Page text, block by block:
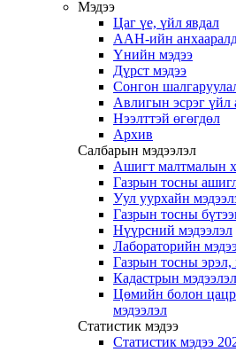
Мэдээ
Цаг үе, үйл явдал
ААН-ийн
Үнийн мэдээ
Дүрст мэдээ
Сонгон
Авлигын эсрэг үйл
Нээлттэй өгөгдөл
Архив
Салбарын мэдээлэл
Ашигт малтмалын
Газрын тосны
Уул уурхайн
Газрын тосны
Нүүрсний мэдээлэл
Лабораторийн
Газрын тосны эрэл,
Кадастрын мэдээлэл
Цөмийн болон
мэдээлэл
Статистик мэдээ
Статистик мэдээ